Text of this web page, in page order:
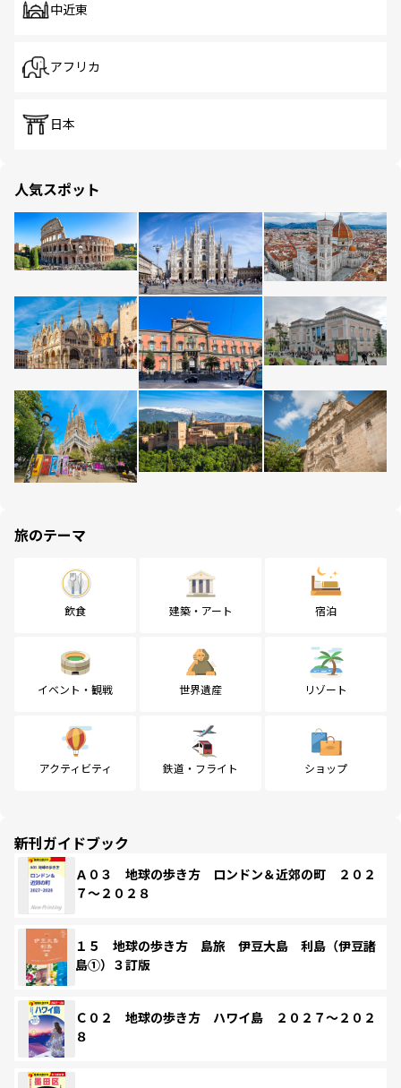
中近東
アフリカ
日本
人気スポット
旅のテーマ
飲食 建築・アート 宿泊
イベント・観戦 世界遺産 リゾート
アクティビティ 鉄道・フライト ショップ
新刊ガイドブック
Ａ０３ 地球の歩き方 ロンドン＆近郊の町 ２０２
７～２０２８
１５ 地球の歩き方 島旅 伊豆大島 利島（伊豆諸
島①）３訂版
Ｃ０２ 地球の歩き方 ハワイ島 ２０２７～２０２
８